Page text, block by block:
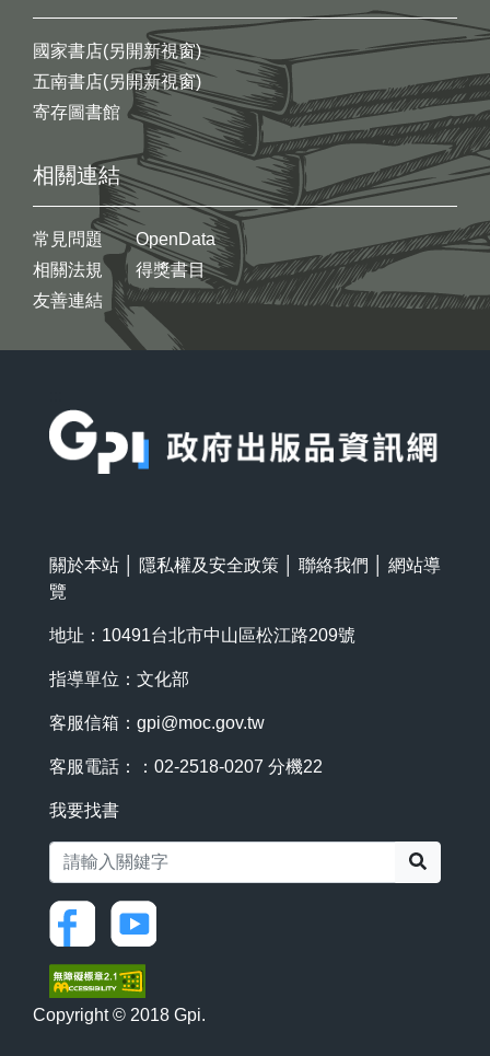
國家書店(另開新視窗)
五南書店(另開新視窗)
寄存圖書館
相關連結
常見問題
相關法規
友善連結
OpenData
得獎書目
關於本站 隱私權及安全政策 聯絡我們
網站導
覽
地址：10491台北市中山區松江路209號
指導單位：文化部
客服信箱： gpi@moc.gov.tw
客服電話：：02-2518-0207 分機22
我要找書
Copyright © 2018 Gpi.